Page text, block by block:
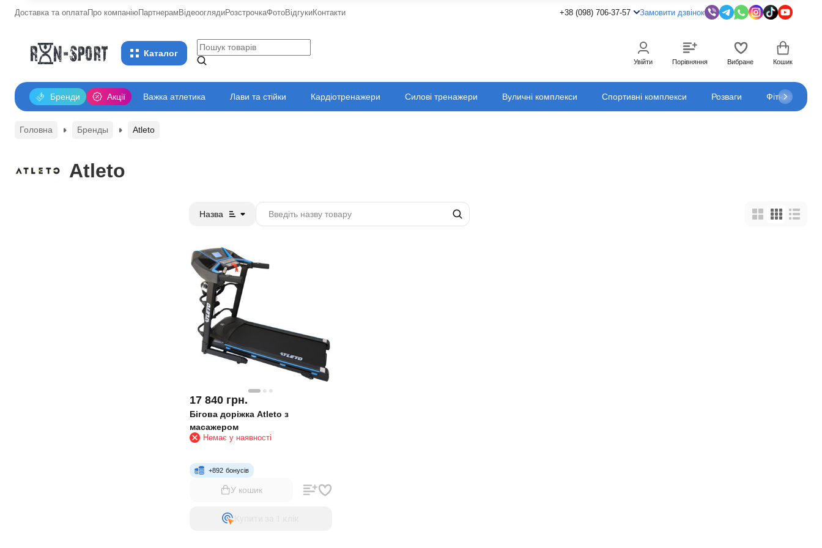
Доставка та оплатаПро компаніюПартнерамВідеооглядиРозстрочкаФотоВідгукиКонтакти +38 (098) 706-37-57 Замовити дзвінок
Каталог
Увійти Порівняння Вибране Кошик
Акції
Бренди Важка атлетика Лави та стійки Кардіотренажери Силові тренажери Вуличні комплекси Спортивні комплекси Розваги Фітнес
Головна Бренды Atleto
Atleto
Назва
17 840 грн.
Бігова доріжка Atleto з
масажером
Немає у наявності
+892 бонусів
У кошик